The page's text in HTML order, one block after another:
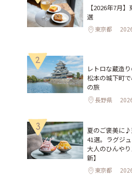
【2026年7月
選
東京都
2
レトロな蔵造
松本の城下町
の旅
長野県
3
夏のご褒美に♪
41選。ラグジ
大人のひんや
新】
東京都